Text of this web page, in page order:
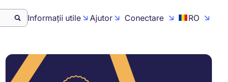
Informații utile Ajutor Conectare RO